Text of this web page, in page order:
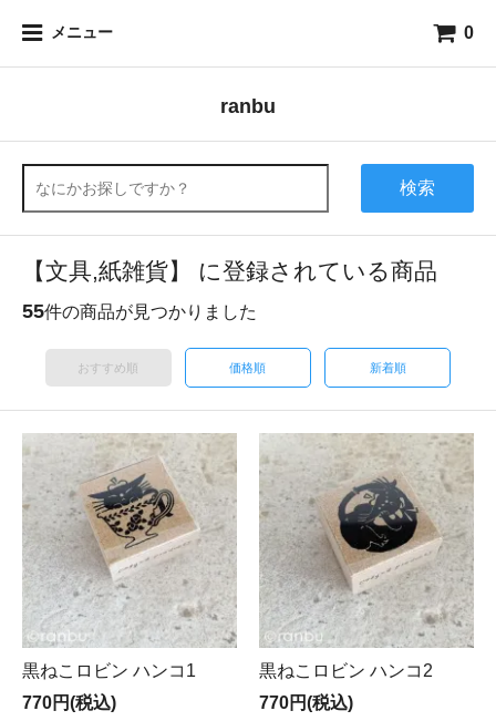
メニュー 0
ranbu
検索
【文具,紙雑貨】 に登録されている商品
55件の商品が見つかりました
おすすめ順 価格順 新着順
黒ねこロビン ハンコ1
770円(税込)
黒ねこロビン ハンコ2
770円(税込)